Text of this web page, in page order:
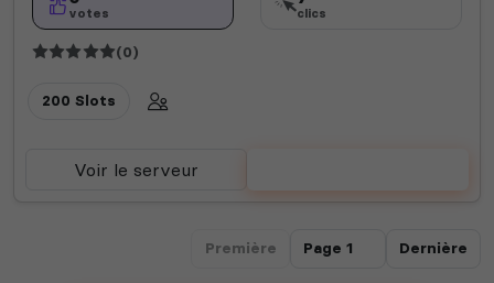
votes clics
(0)
200 Slots
Voir le serveur
Première Dernière